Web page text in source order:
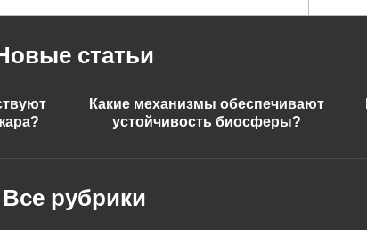
статьи
Какие механизмы обеспечивают
устойчивость биосферы?
Все рубрики